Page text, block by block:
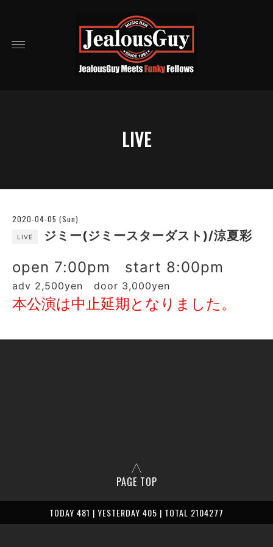
LIVE
2020-04-05 (Sun)
LIVE ジミー(ジミースターダスト)/涼夏彩
open 7:00pm start 8:00pm
adv 2,500yen door 3,000yen
本公演は中止延期となりました。
PAGE TOP
TODAY 481 | YESTERDAY 405 | TOTAL 2104277